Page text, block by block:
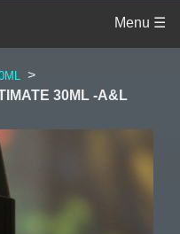
>
30ML -A&L